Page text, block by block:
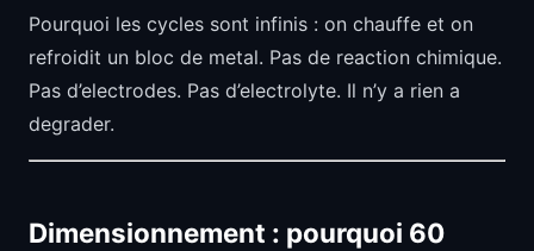
Pourquoi les cycles sont infinis : on chauffe et on
refroidit un bloc de metal. Pas de reaction chimique.
Pas d’electrodes. Pas d’electrolyte. Il n’y a rien a
degrader.
Dimensionnement : pourquoi 60